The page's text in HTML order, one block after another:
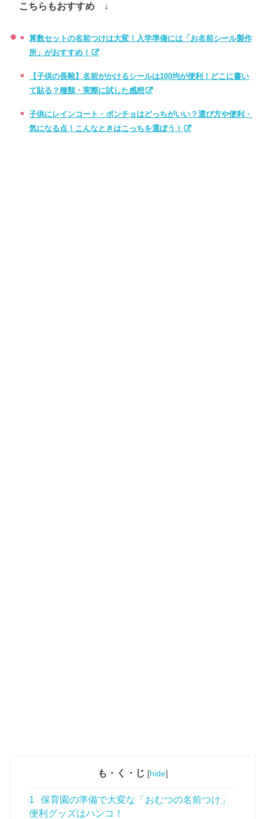
こちらもおすすめ ↓
算数セットの名前つけは大変！入学準備には「お名前シール製作
所」がおすすめ！
【子供の長靴】名前がかけるシールは100均が便利！どこに書い
て貼る？種類・実際に試した感想
子供にレインコート・ポンチョはどっちがいい？選び方や便利・
気になる点！こんなときはこっちを選ぼう！
も・く・じ [hide]
1
保育園の準備で大変な「おむつの名前つけ」
便利グッズはハンコ！